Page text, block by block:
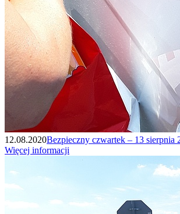
12.08.2020Bezpieczny czwartek – 13 sierpnia
Więcej informacji